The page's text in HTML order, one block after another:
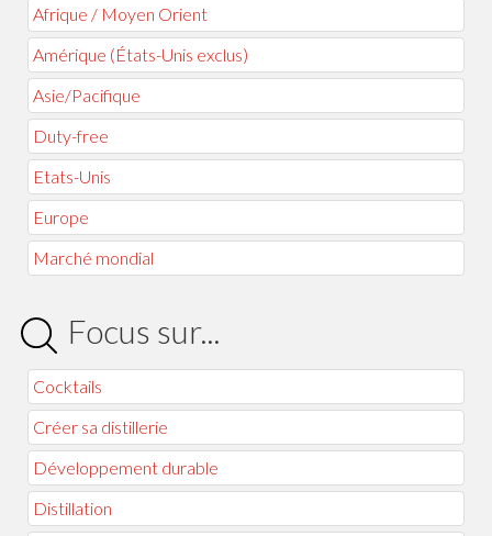
Afrique / Moyen Orient
Amérique (États-Unis exclus)
Asie/Pacifique
Duty-free
Etats-Unis
Europe
Marché mondial
Focus sur...
Cocktails
Créer sa distillerie
Développement durable
Distillation